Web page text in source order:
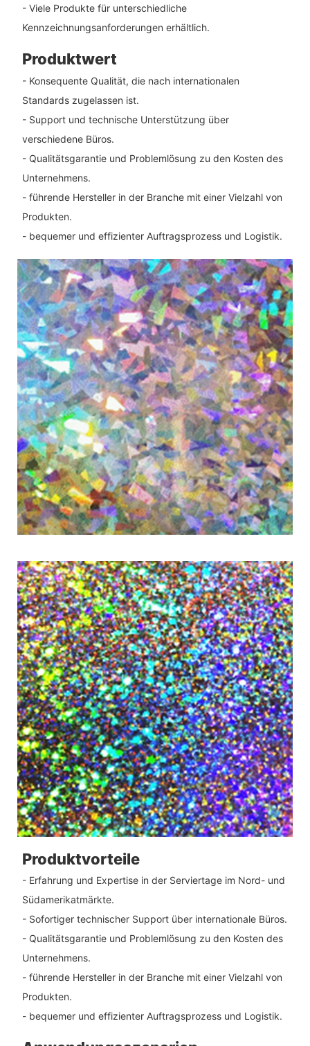
- Viele Produkte für unterschiedliche
Kennzeichnungsanforderungen erhältlich.
Produktwert
- Konsequente Qualität, die nach internationalen
Standards zugelassen ist.
- Support und technische Unterstützung über
verschiedene Büros.
- Qualitätsgarantie und Problemlösung zu den Kosten des
Unternehmens.
- führende Hersteller in der Branche mit einer Vielzahl von
Produkten.
- bequemer und effizienter Auftragsprozess und Logistik.
Produktvorteile
- Erfahrung und Expertise in der Serviertage im Nord- und
Südamerikatmärkte.
- Sofortiger technischer Support über internationale Büros.
- Qualitätsgarantie und Problemlösung zu den Kosten des
Unternehmens.
- führende Hersteller in der Branche mit einer Vielzahl von
Produkten.
- bequemer und effizienter Auftragsprozess und Logistik.